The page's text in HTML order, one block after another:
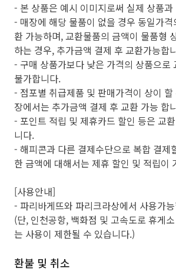
- 본 상품은 예시 이미지로써 실제 상품
- 매장에 해당 물품이 없을 경우 동일가
환 가능하며, 교환물품의 금액이 물품형
하는 경우, 추가금액 결제 후 교환가능합
- 구매 상품가보다 낮은 가격의 상품으로
불가합니다.
- 점포별 취급제품 및 판매가격이 상이 할
장에서는 추가금액 결제 후 교환 가능 합
- 포인트 적립 및 제휴카드 할인 등은 교
니다.
- 해피콘과 다른 결제수단으로 복합 결제
한 금액에 대해서는 제휴 할인 및 적립이
[사용안내]
- 파리바게뜨와 파리크라상에서 사용가
(단, 인천공항, 백화점 및 고속도로 휴게
는 사용이 제한될 수 있습니다.)
환불 및 취소